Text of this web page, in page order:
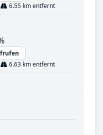
6.55 km entfernt
6.63 km entfernt